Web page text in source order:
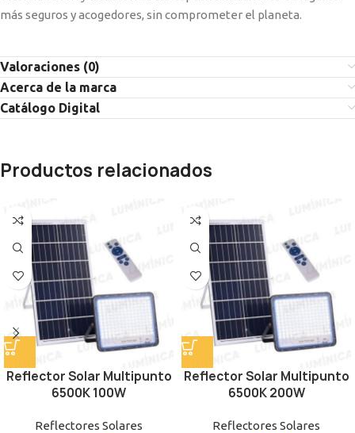
más seguros y acogedores, sin comprometer el planeta.
Valoraciones (0)
Acerca de la marca
Catálogo Digital
Productos relacionados
Reflector Solar Multipunto
6500K 100W
Reflectores Solares
Reflector Solar Multipunto
6500K 200W
Reflectores Solares